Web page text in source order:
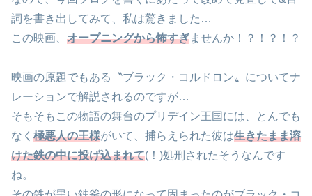
詞を書き出してみて、私は驚きました…
この映画、 オープニングから怖すぎませんか！？！？！？
映画の原題でもある〝ブラック・コルドロン〟についてナ
レーションで解説されるのですが…
そもそもこの物語の舞台のプリデイン王国には、とんでも
なく 極悪人の王様がいて、捕らえられた彼は生きたまま溶
けた鉄の中に投げ込まれて(！)処刑されたそうなんです
ね。